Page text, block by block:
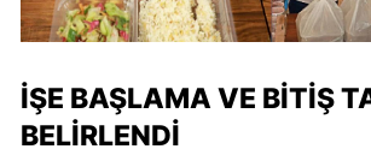
İŞE BAŞLAMA VE BITIŞ
BELIRLENDI